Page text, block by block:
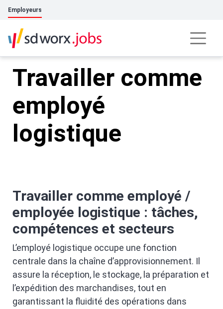
Employeurs
Travailler comme
employé
logistique
Travailler comme employé /
employée logistique : tâches,
compétences et secteurs
L’employé logistique occupe une fonction
centrale dans la chaîne d’approvisionnement. Il
assure la réception, le stockage, la préparation et
l’expédition des marchandises, tout en
garantissant la fluidité des opérations dans